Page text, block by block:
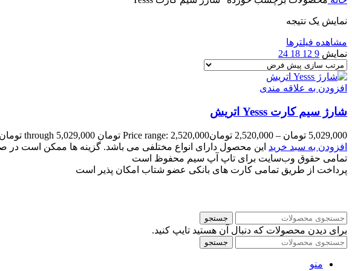
نمایش یک نتیجه
مشاهده فیلترها
نمایش 9
12
18
24
افزودن به علاقه مندی
شارژ سیم کارت Yesss اتریش
5,029,000 تومان –
2,520,000 تومانPrice range: 2,520,000 تومان through 5,029,000 تومان
افزودن به سبد خرید این محصول دارای انواع مختلفی می باشد. گزینه ها ممکن است
تمامی حقوق وب‌سایت برای تاپ آپ سیم محفوظ است
پرداخت از طریق تمامی کارت های بانکی عضو شتاب امکان پذیر است
جستجو
برای دیدن محصولات که دنبال آن هستید تایپ کنید.
جستجو
منو